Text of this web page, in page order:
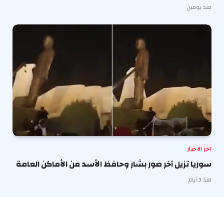
منذ يومين
اخر الاخبار
سوريا تزيل آخر صور بشار وحافظ الأسد من الأماكن العامة
منذ 3 أيام